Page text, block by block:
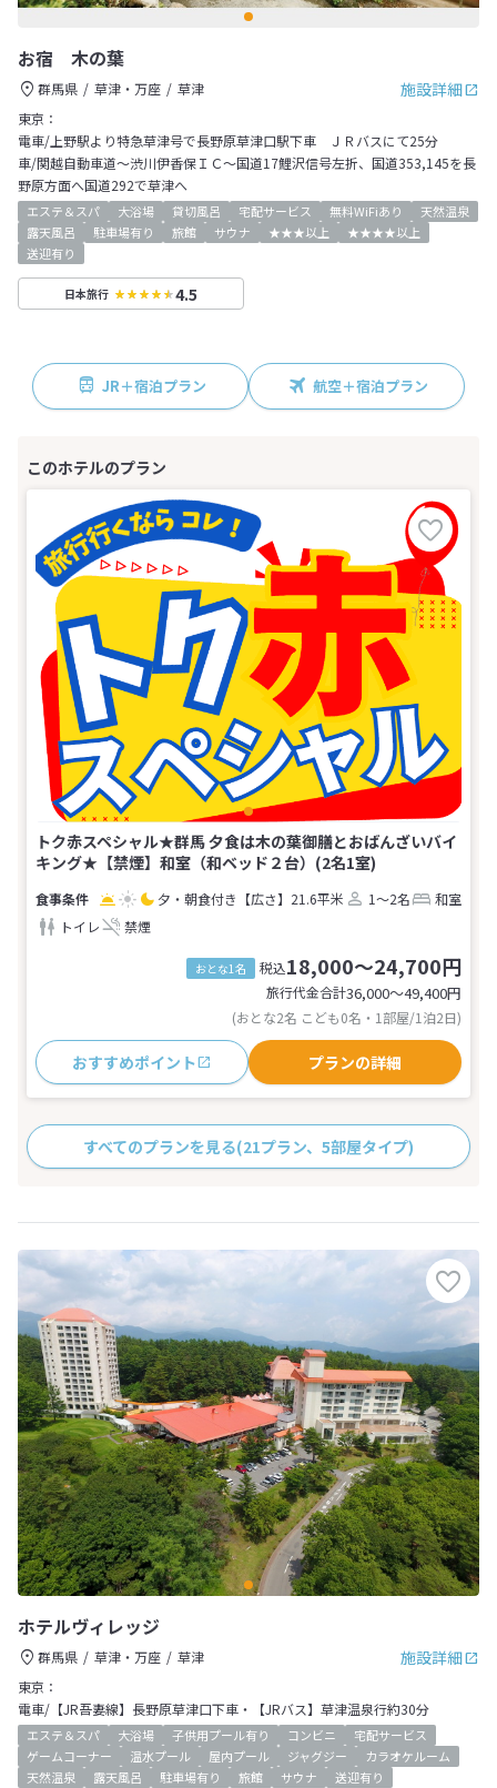
お宿 木の葉
施設詳細
群馬県 草津・万座
草津
東京：
電車/上野駅より特急草津号で長野原草津口駅下車 ＪＲバスにて25分
車/関越自動車道～渋川伊香保ＩＣ～国道17鯉沢信号左折、国道353,145を長
野原方面へ国道292で草津へ
エステ＆スパ 大浴場 貸切風呂 宅配サービス 無料WiFiあり
天然温泉
露天風呂
駐車場有り 旅館 サウナ ★★★以上
★★★★以上
送迎有り
日本旅行 4.5
JR＋宿泊プラン 航空＋宿泊プラン
トク赤スペシャル★群馬 夕食は木の葉御膳とおばんざいバイ
キング★【禁煙】和室（和ベッド２台）(2名1室)
夕・朝食付き 【広さ】21.6平米 1～2名
和室
トイレ
禁煙
おとな1名 税込18,000～24,700円
旅行代金合計36,000〜49,400円
(おとな2名 こども0名・1部屋/1泊2日)
おすすめポイント プランの詳細
すべてのプランを見る(21プラン、5部屋タイプ)
ホテルヴィレッジ
施設詳細
群馬県 草津・万座
草津
東京：
電車/【JR吾妻線】長野原草津口下車・【JRバス】草津温泉行約30分
エステ＆スパ 大浴場 子供用プール有り コンビニ
宅配サービス
ゲームコーナー
温水プール 屋内プール ジャグジー
カラオケルーム
天然温泉
露天風呂 駐車場有り 旅館 サウナ
送迎有り